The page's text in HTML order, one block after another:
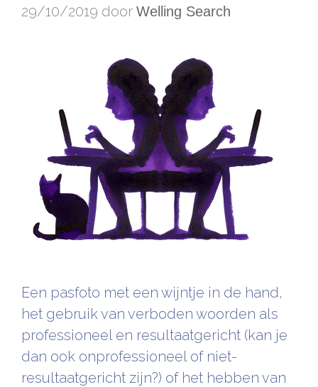
29/10/2019 door Welling Search
Een pasfoto met een wijntje in de hand,
het gebruik van verboden woorden als
professioneel en resultaatgericht (kan je
dan ook onprofessioneel of niet-
resultaatgericht zijn?) of het hebben van